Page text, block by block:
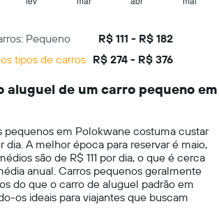
Pequeno
R$ 111 - R$ 182
tipos de carros R$ 274 - R$ 376
aluguel de um carro pequeno em
pequenos em Polokwane costuma custar
dia. A melhor época para reservar é maio,
são de R$ 111 por dia, o que é cerca
anual. Carros pequenos geralmente
do que o carro de aluguel padrão em
os ideais para viajantes que buscam